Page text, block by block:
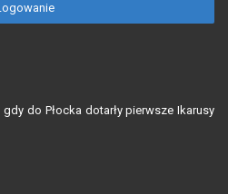
do Płocka dotarły pierwsze Ikarusy